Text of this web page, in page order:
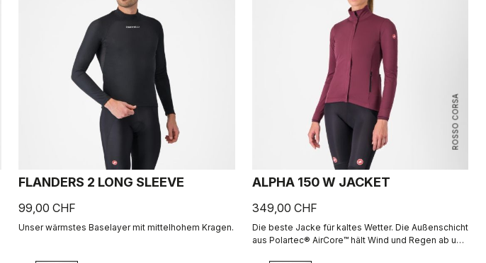
FLANDERS 2 LONG SLEEVE
99,00 CHF
Unser wärmstes Baselayer mit mittelhohem Kragen.
ROSSO CORSA
ALPHA 150 W JACKET
349,00 CHF
Die beste Jacke für kaltes Wetter. Die Außenschicht
aus Polartec® AirCore™ hält Wind und Regen ab und